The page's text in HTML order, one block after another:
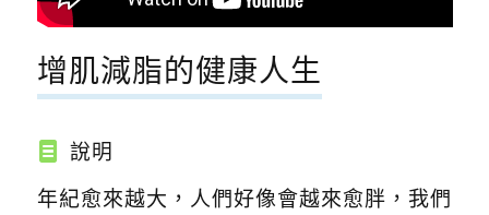
增肌減脂的健康人生
說明
年紀愈來越大，人們好像會越來愈胖，我們